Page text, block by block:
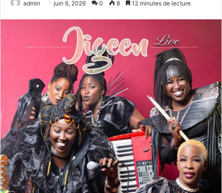
admin juin 6, 2026 0 8 12 minutes de lecture